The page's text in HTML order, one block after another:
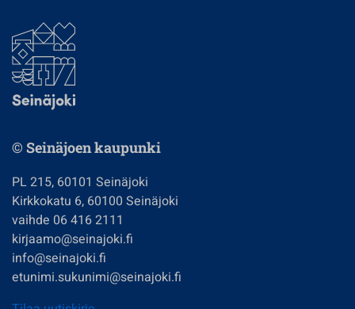
© Seinäjoen kaupunki
PL 215, 60101 Seinäjoki
Kirkkokatu 6, 60100 Seinäjoki
vaihde 06 416 2111
kirjaamo@seinajoki.fi
info@seinajoki.fi
etunimi.sukunimi@seinajoki.fi